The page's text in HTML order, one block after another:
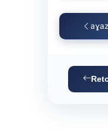
aɣaz